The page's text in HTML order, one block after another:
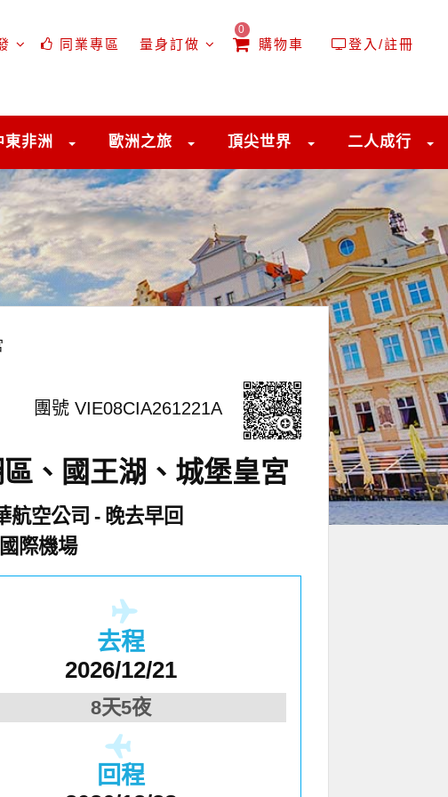
同業專區 量身訂做 購物車
0
登入/註冊
東非洲 歐洲之旅 頂尖世界 二人成行
團號 VIE08CIA261221A
、國王湖、城堡皇宮
航空公司
晚去早回
際機場
去程
2026/12/21
8天5夜
回程